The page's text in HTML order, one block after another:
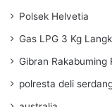
Polsek Helvetia
Gas LPG 3 Kg
Gibran Rakabuming
polresta deli